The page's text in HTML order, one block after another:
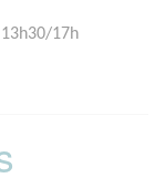
17h